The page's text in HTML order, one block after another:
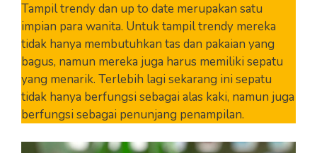
Tampil trendy dan up to date merupakan satu
impian para wanita. Untuk tampil trendy mereka
tidak hanya membutuhkan tas dan pakaian yang
bagus, namun mereka juga harus memiliki sepatu
yang menarik. Terlebih lagi sekarang ini sepatu
tidak hanya berfungsi sebagai alas kaki, namun juga
berfungsi sebagai penunjang penampilan.